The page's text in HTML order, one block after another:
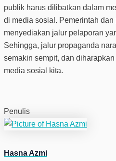
publik harus dilibatkan dalam
di media sosial. Pemerintah
menyediakan jalur pelaporan
Sehingga, jalur propaganda
semakin sempit, dan
media sosial kita.
Penulis
Hasna Azmi